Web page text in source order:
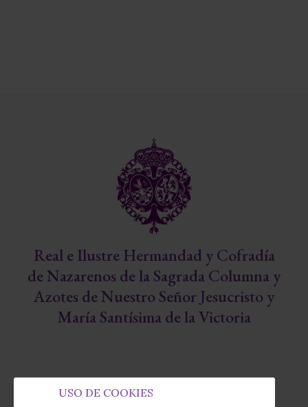
Real e Ilustre Hermandad y Cofradía
de Nazarenos de la Sagrada Columna y
Azotes de Nuestro Señor Jesucristo y
María Santísima de la Victoria
USO DE COOKIES